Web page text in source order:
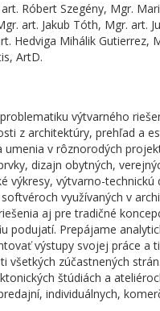
Róbert Szegény, Mgr.
art. Jakub Tóth, Mgr. art.
Hedviga Mihálik Gutierrez,
ArtD.
výtvarného
z architektúry, prehľad a
umenia v rôznorodých
dizajn obytných,
výkresy, výtvarno-technickú
využívaných v
aj pre tradičné
podujatí. Prepájame
výstupy svojej práce a
všetkých zúčastnených
štúdiách a
individuálnych,